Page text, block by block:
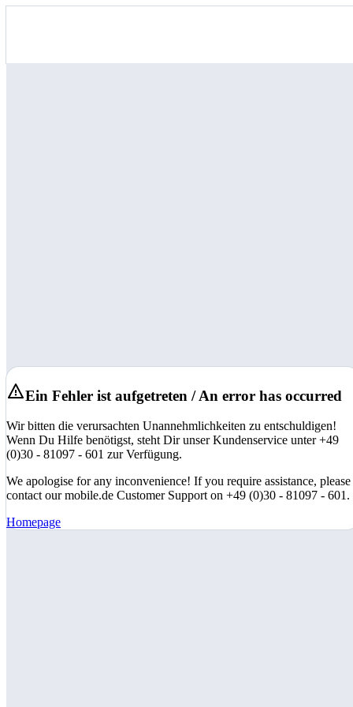
Ein Fehler ist aufgetreten / An error has occurred
Wir bitten die verursachten Unannehmlichkeiten zu entschuldigen!
Wenn Du Hilfe benötigst, steht Dir unser Kundenservice unter +49
(0)30 - 81097 - 601 zur Verfügung.
We apologise for any inconvenience! If you require assistance, please
contact our mobile.de Customer Support on +49 (0)30 - 81097 - 601.
Homepage